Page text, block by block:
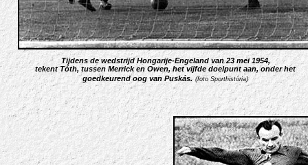
Tijdens de wedstrijd Hongarije-Engeland van 23 mei 1954,
tekent Tóth, tussen Merrick en Owen,het vijfde doelpunt aan,onder het
goedkeurend oog van Puskás. (foto Sporthistória)